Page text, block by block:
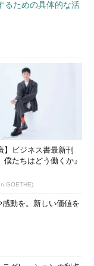
いないアクセス制
セキュリティ要件を
ましょう。
ク型では効果がある
合は、別のアルゴリ
パフォーマンスの良
ン固有の要件を反
ただし、独自のア
ークして個別に実
での考慮が必要で
ワークにデプロイ
コントラクト上で
るための具体的な活
】ビジネス書最新刊
僕たちはどう働くか』
GOETHE)
感動を。新しい価値を